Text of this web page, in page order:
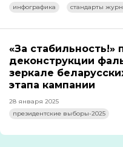
инфографика
стандарты
«За стабильность!»
деконструкции
зеркале
этапа кампании
28 января 2025
президентские выборы-2025